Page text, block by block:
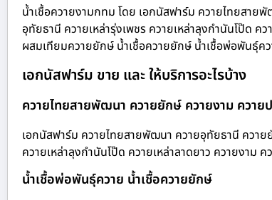
น้ำเชื้อควายงามกทม โดย เอกนัสฟาร์ม ควายไทยสาย
อุทัยธานี ควายเหล่ารุ่งเพชร ควายเหล่าลุงกำนันโป๊ด
ผสมเทียมควายยักษ์ น้ำเชื้อควายยักษ์ น้ำเชื้อพ่อพันธุ์ค
เอกนัสฟาร์ม ขาย และ ให้บริการอะไรบ้าง
ควายไทยสายพัฒนา ควายยักษ์ ควายงาม ควาย
เอกนัสฟาร์ม ควายไทยสายพัฒนา ควายอุทัยธานี ควาย
ควายเหล่าลุงกำนันโป๊ด ควายเหล่าลาดยาว ควายงาม ค
น้ำเชื้อพ่อพันธุ์ควาย น้ำเชื้อควายยักษ์